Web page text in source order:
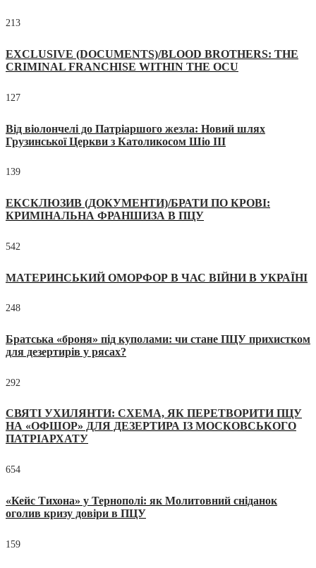
213
EXCLUSIVE (DOCUMENTS)/BLOOD BROTHERS: THE
CRIMINAL FRANCHISE WITHIN THE OCU
127
Від віолончелі до Патріаршого жезла: Новий шлях
Грузинської Церкви з Католикосом Шіо III
139
ЕКСКЛЮЗИВ (ДОКУМЕНТИ)/БРАТИ ПО КРОВІ:
КРИМІНАЛЬНА ФРАНШИЗА В ПЦУ
542
МАТЕРИНСЬКИЙ ОМОРФОР В ЧАС ВІЙНИ В УКРАЇНІ
248
Братська «броня» під куполами: чи стане ПЦУ прихистком
для дезертирів у рясах?
292
СВЯТІ УХИЛЯНТИ: СХЕМА, ЯК ПЕРЕТВОРИТИ ПЦУ
НА «ОФШОР» ДЛЯ ДЕЗЕРТИРА ІЗ МОСКОВСЬКОГО
ПАТРІАРХАТУ
654
«Кейс Тихона» у Тернополі: як Молитовний сніданок
оголив кризу довіри в ПЦУ
159